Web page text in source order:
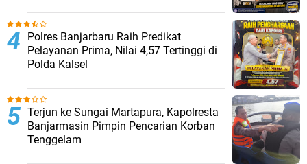
Polres Banjarbaru Raih Predikat
Pelayanan Prima, Nilai 4,57 Tertinggi di
Polda Kalsel
Terjun ke Sungai Martapura, Kapolresta
Banjarmasin Pimpin Pencarian Korban
Tenggelam